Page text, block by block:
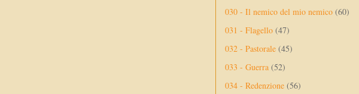
030 - Il nemico del mio nemico (60)
031 - Flagello (47)
032 - Pastorale (45)
033 - Guerra (52)
034 - Redenzione (56)